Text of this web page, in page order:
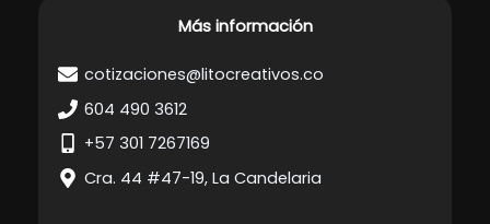
Más información
cotizaciones@litocreativos.co
604 490 3612
+57 301 7267169
Cra. 44 #47-19, La Candelaria